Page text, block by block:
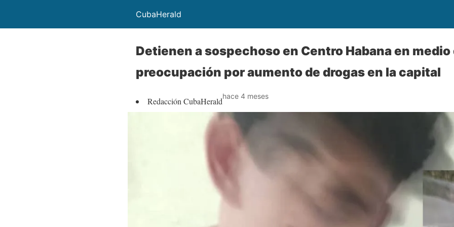
CubaHerald
Detienen a sospechoso en Centro Habana en medio
preocupación por aumento de drogas en la capital
Redacción CubaHeraldhace 4 meses